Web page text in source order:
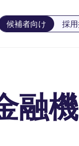
候補者向け 採
融